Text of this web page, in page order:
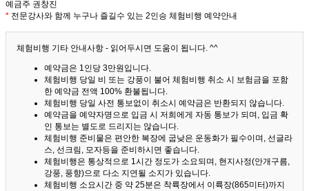
예금주 권창진
* 전문강사와 함께 누구나 즐길수 있는 2인승 체험비행 예약안내
체험비행 기타 안내사항 - 읽어두시면 도움이 됩니다. ^^
예약금은 1인당 3만원입니다.
체험비행 당일 비 또는 강풍이 불어 체험비행 취소 시 보험금을 포함
한 예약금 전액 100% 환불됩니다.
체험비행 당일 사전 통보없이 취소시 예약금은 반환되지 않습니다.
예약금을 예약자명으로 입금 시 저희에게 자동 통보가 되며, 입금 확
인 통보는 별도로 드리지는 않습니다.
체험비행 준비물은 편안한 복장에 굽낮은 운동화가 필수이며, 선글라
스, 선크림, 모자등을 준비하시면 좋습니다.
체험비행은 통상적으로 1시간 정도가 소요되며, 현지사정(안개구름,
강풍, 풍향)으로 다소 지연될 소지가 있습니다.
체험비행 소요시간 중 약 25분은 착륙장에서 이륙장(865미터)까지